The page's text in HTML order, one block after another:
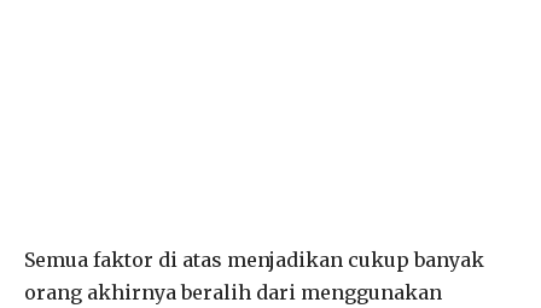
Semua faktor di atas menjadikan cukup banyak
orang akhirnya beralih dari menggunakan